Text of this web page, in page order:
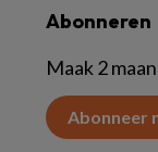
Abonneren
Maak 2
Abonneer